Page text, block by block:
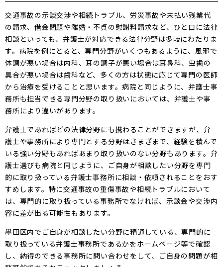
交通事故の示談交渉や相続トラブル、労災事故や未払い残業代
の請求、借金問題や離婚・不貞の慰謝料請求など、ひと口に法律
相談といっても、弁護士が対応できる法律分野は多岐にわたりま
す。病院を例にとると、専門分野がいくつもあるように、風邪で
体調が悪い場合は内科、耳の調子が悪い場合は耳鼻科、虫歯の
具合が悪い場合は歯科など、多くの方は状態に応じて専門の医師
から治療を受けることと思います。病院と同じように、弁護士事
務所も担当できる専門分野の取り扱いにおいては、弁護士や事
務所により違いがあります。
弁護士であればどの法律分野にも携わることができますが、弁
護士や事務所により専門とする分野はさまざまで、経験を積んで
いる強い分野もあればあまり取り扱いのない分野もあります。弁
護士選びも病院と同じように、ご自身が相談したい分野を専門
的に取り扱っている弁護士事務所に相談・依頼されることをおす
すめします。特に交通事故の重傷事故や相続トラブルにおいて
は、専門的に取り扱っている事務所でなければ、示談金や交渉内
容に差が出る可能性もあります。
墨田区内でご自身が相談したい分野に精通している、専門的に
取り扱っている弁護士事務所であるかをホームページ等で確認
し、納得のできる事務所に問い合わせをして、ご自身の問題が相